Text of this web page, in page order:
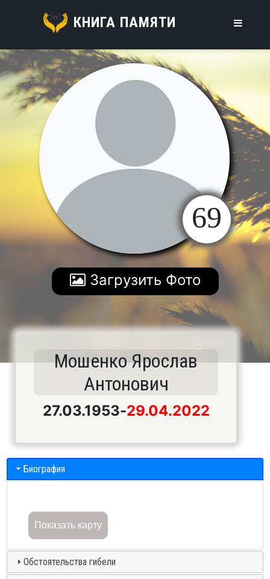
КНИГА ПАМЯТИ
69
Загрузить Фото
Мошенко Ярослав
Антонович
27.03.1953-29.04.2022
Биография
Показать карту
Обстоятельства гибели